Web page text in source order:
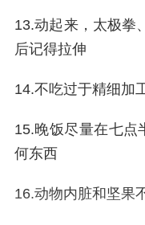
13.动起来，太极拳
后记得拉伸
14.不吃过于精细加
15.晚饭尽量在七点
何东西
16.动物内脏和坚果